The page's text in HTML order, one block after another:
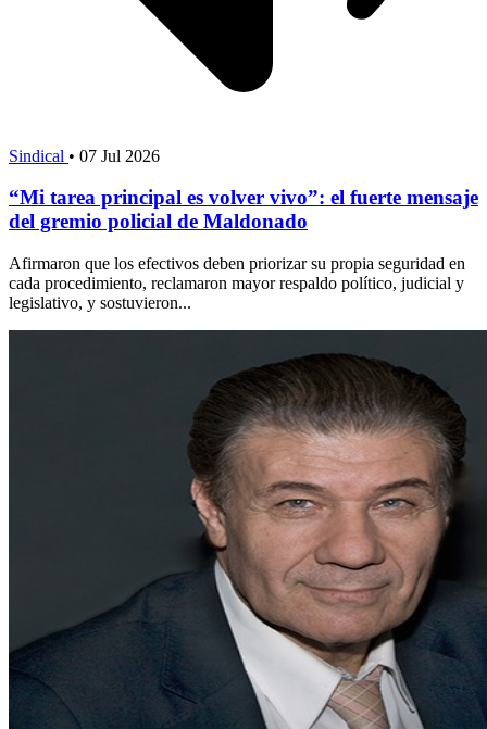
Sindical • 07 Jul 2026
“Mi tarea principal es volver vivo”: el fuerte mensaje
del gremio policial de Maldonado
Afirmaron que los efectivos deben priorizar su propia seguridad en
cada procedimiento, reclamaron mayor respaldo político, judicial y
legislativo, y sostuvieron...